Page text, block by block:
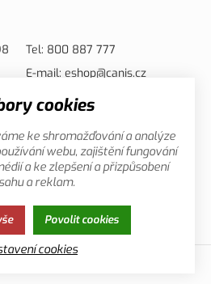
Tel: 800 887 777
E-mail: eshop@canis.cz
cookies
ke shromažďování a analýze
webu, zajištění fungování
a ke zlepšení a přizpůsobení
a reklam.
Povolit cookies
cookies